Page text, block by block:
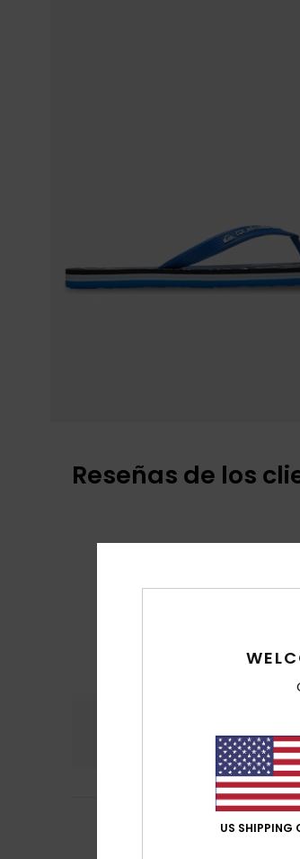
Reseñas de los
US SHIPPING